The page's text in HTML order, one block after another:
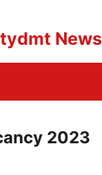
News
2023